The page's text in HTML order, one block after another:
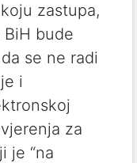
zastupa,
bude
se ne radi
i
za
je “na